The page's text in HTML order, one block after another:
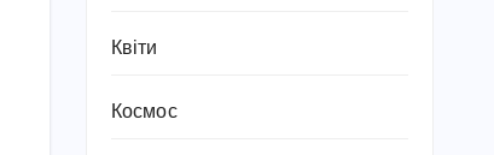
Квіти
Космос